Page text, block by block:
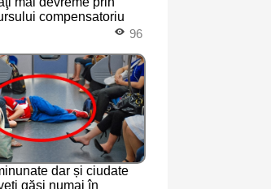
compensatoriu
96
dar și ciudate
găsi numai în